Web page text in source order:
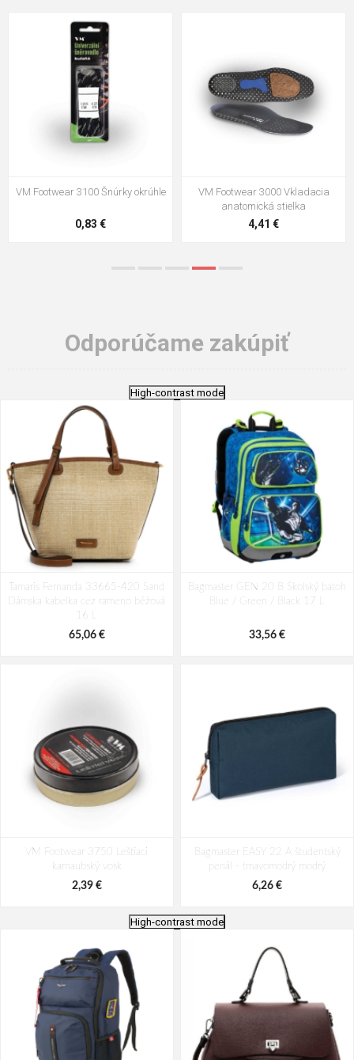
VM Footwear 3100 Šnúrky okrúhle
0,83 €
VM Footwear 3000 Vkladacia
anatomická stielka
4,41 €
Odporúčame zakúpiť
High-contrast mode
Tamaris Fernanda 33665-420 Sand
Dámska kabelka cez rameno béžová
16 L
65,06 €
Bagmaster GEN 20 B Školský batoh
Blue / Green / Black 17 L
33,56 €
VM Footwear 3750 Leštiaci
karnaubský vosk
2,39 €
Bagmaster EASY 22 A študentský
penál - tmavomodrý modrý
6,26 €
High-contrast mode